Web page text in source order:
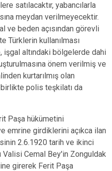
satılacaktır, yabancılarla
meydan verilmeyecektir.
ve beden açısından görevli
Türklerin kullanılması
işgal altındaki bölgelerde dahi
önem verilmiş ve
kurtarılmış olan
polis teşkilatı da
Paşa hükümetini
emrine girdiklerini açıkca ilan
2.6.1920 tarih ve ikinci
Cemal Bey'in Zonguldak
girerek Ferit Paşa